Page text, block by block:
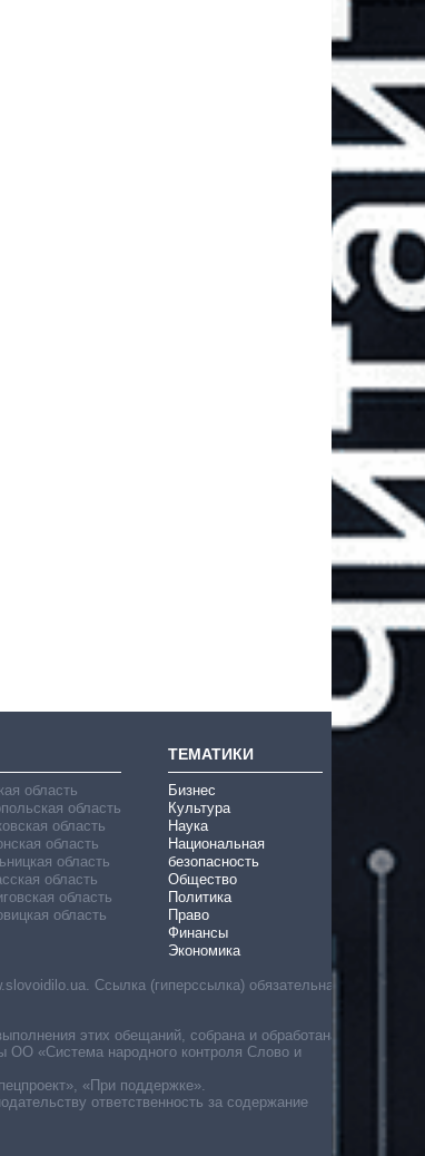
область
область
область
область
область
область
область
область
ТЕМАТИКИ
Бизнес
Культура
Наука
Национальная
безопасность
Общество
Политика
Право
Финансы
Экономика
Ссылка (гиперссылка) обязательна
этих обещаний, собрана и обработана
«Система народного контроля Слово и
«При поддержке».
ответственность за содержание